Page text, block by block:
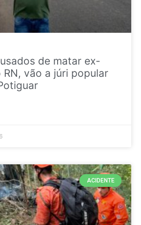
de matar ex-
vão a júri popular
ACIDENTE